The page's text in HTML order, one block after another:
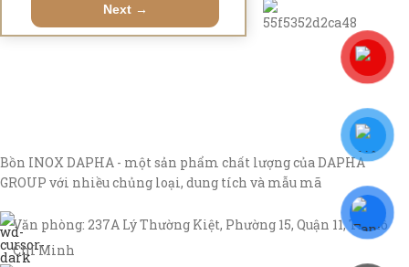
Bồn INOX DAPHA - một sản phẩm chất lượng của DAPHA
GROUP với nhiều chủng loại, dung tích và mẫu mã
Văn phòng: 237A Lý Thường Kiệt, Phường 15, Quận 11, TP Hồ
Chí Minh
Next →